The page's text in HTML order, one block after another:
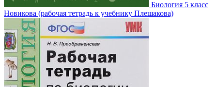
Биология 5 класс
Новикова (рабочая тетрадь к учебнику Плешакова)